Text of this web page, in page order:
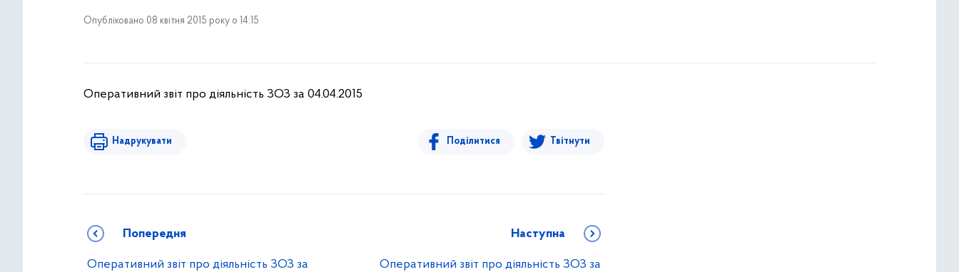
Опубліковано 08 квітня 2015 року о 14:15
Оперативний звіт про діяльність ЗОЗ за 04.04.2015
Надрукувати Поділитися Твітнути
Попередня
Оперативний звіт про діяльність ЗОЗ за
Наступна
Оперативний звіт про діяльність ЗОЗ за